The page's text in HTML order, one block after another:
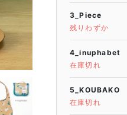
3_Piece
残りわずか
4_inuphabet
在庫切れ
5_KOUBAKO
在庫切れ